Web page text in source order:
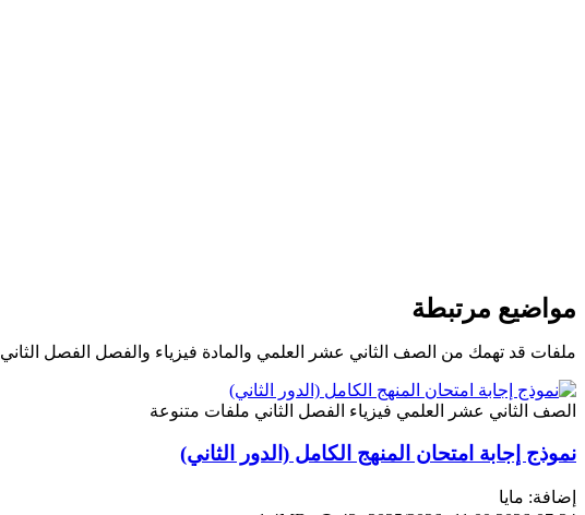
مواضيع مرتبطة
ملفات قد تهمك من الصف الثاني عشر العلمي والمادة فيزياء والفصل الفصل الثاني
الصف الثاني عشر العلمي فيزياء الفصل الثاني ملفات متنوعة
نموذج إجابة امتحان المنهج الكامل (الدور الثاني)
إضافة: مايا